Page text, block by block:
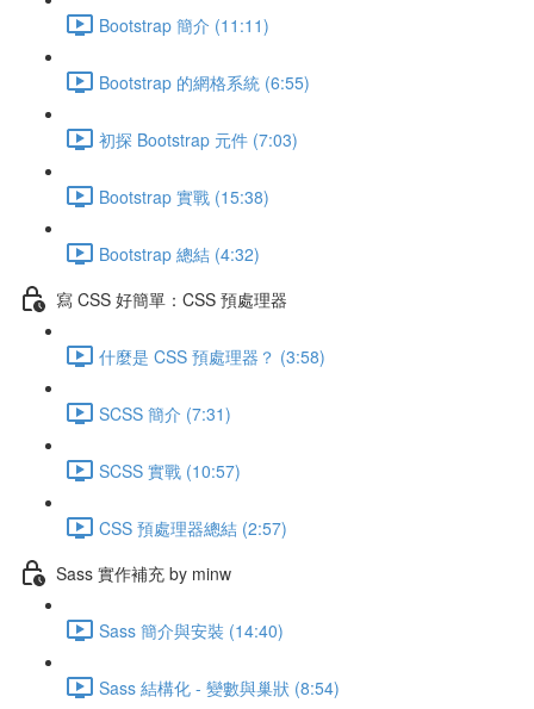
Bootstrap 簡介 (11:11)
Bootstrap 的網格系統 (6:55)
初探 Bootstrap 元件 (7:03)
Bootstrap 實戰 (15:38)
Bootstrap 總結 (4:32)
寫 CSS 好簡單：CSS 預處理器
什麼是 CSS 預處理器？ (3:58)
SCSS 簡介 (7:31)
SCSS 實戰 (10:57)
CSS 預處理器總結 (2:57)
Sass 實作補充 by minw
Sass 簡介與安裝 (14:40)
Sass 結構化 - 變數與巢狀 (8:54)